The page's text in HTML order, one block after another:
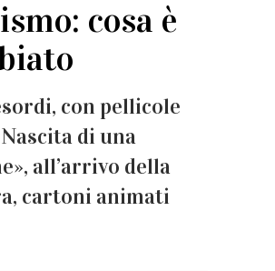
cosa è
con pellicole
di una
all’arrivo della
cartoni animati